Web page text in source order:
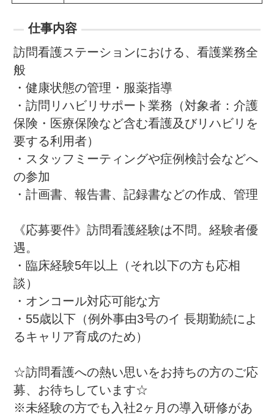
仕事内容
訪問看護ステーションにおける、看護業務全
般
・健康状態の管理・服薬指導
・訪問リハビリサポート業務（対象者：介護
保険・医療保険など含む看護及びリハビリを
要する利用者）
・スタッフミーティングや症例検討会などへ
の参加
・計画書、報告書、記録書などの作成、管理
《応募要件》訪問看護経験は不問。経験者優
遇。
・臨床経験5年以上（それ以下の方も応相
談）
・オンコール対応可能な方
・55歳以下（例外事由3号のイ 長期勤続によ
るキャリア育成のため）
☆訪問看護への熱い思いをお持ちの方のご応
募、お待ちしています☆
※未経験の方でも入社2ヶ月の導入研修があ